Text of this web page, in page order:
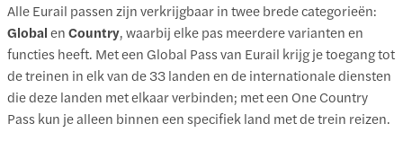
Alle Eurail passen zijn verkrijgbaar in twee brede categorieën:
GlobalenCountry, waarbij elke pas meerdere varianten en
functies heeft. Met een Global Pass van Eurail krijg je toegang tot
de treinen in elk van de 33 landen en de internationale diensten
die deze landen met elkaar verbinden; met een One Country
Pass kun je alleen binnen een specifiek land met de trein reizen.